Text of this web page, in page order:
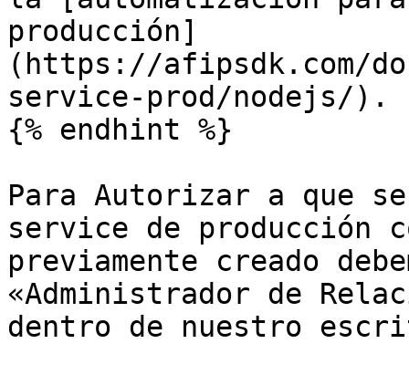
producción]
(https://afipsdk.com/
service-prod/nodejs/).
{% endhint %}
Para Autorizar a que
service de producción
previamente creado
«Administrador de
dentro de nuestro